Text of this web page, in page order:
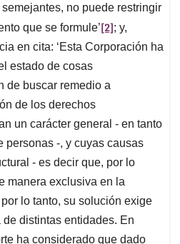
no puede restringir
que se formule’[2]; y,
en cita: ‘Esta Corporación ha
estado de cosas
de buscar remedio a
de los derechos
un carácter general - en tanto
personas -, y cuyas causas
- es decir que, por lo
manera exclusiva en la
lo tanto, su solución exige
distintas entidades. En
ha considerado que dado